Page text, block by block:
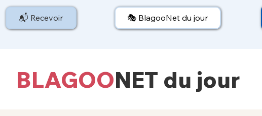
📬 Recevoir 🎭 BlagooNet du jour
BLAGOONET du jour